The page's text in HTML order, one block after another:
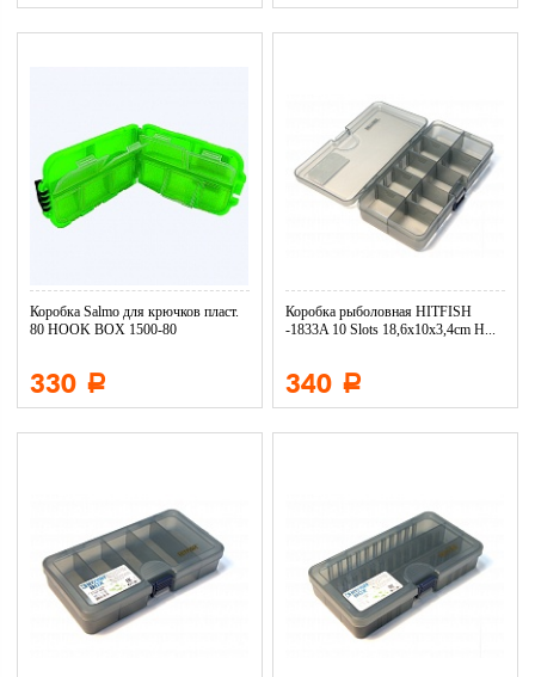
Коробка Salmo для крючков пласт.
80 HOOK BOX 1500-80
330 Р
Коробка рыболовная HITFISH
-1833A 10 Slots 18,6x10x3,4cm H...
340 Р